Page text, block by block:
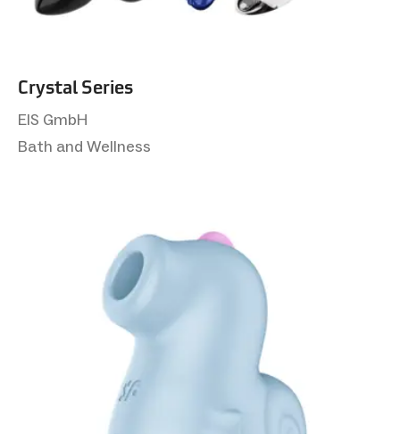
Crystal Series
EIS GmbH
Bath and Wellness